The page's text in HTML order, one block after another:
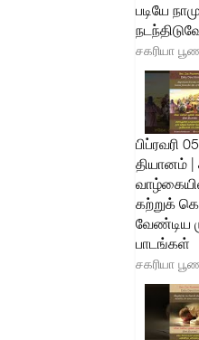
படியே
சகரியா
பிப்ரவரி
தியானம் |
கற்றுக்
வேண்டிய
பாடங்கள்
சகரியா